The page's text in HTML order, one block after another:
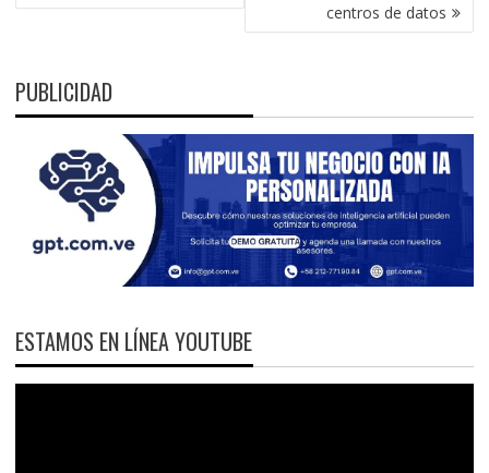
centros de datos
PUBLICIDAD
ESTAMOS EN LÍNEA YOUTUBE